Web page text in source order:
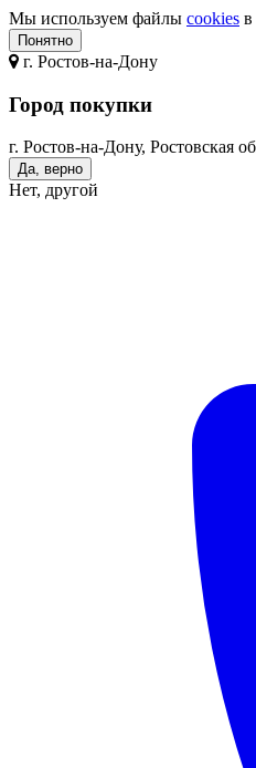
Мы используем файлы cookies в
Понятно
г. Ростов-на-Дону
Город покупки
г. Ростов-на-Дону, Ростовская
Да, верно
Нет, другой